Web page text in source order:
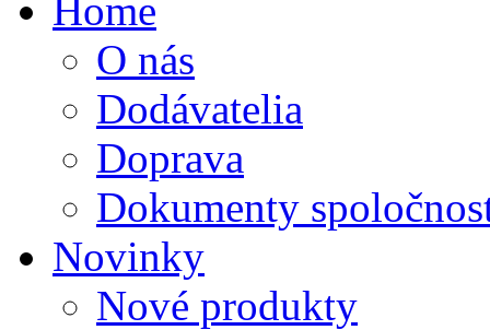
Home
O nás
Dodávatelia
Doprava
Dokumenty
Novinky
Nové produkty